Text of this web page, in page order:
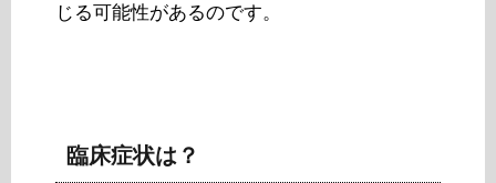
じる可能性があるのです。
臨床症状は？